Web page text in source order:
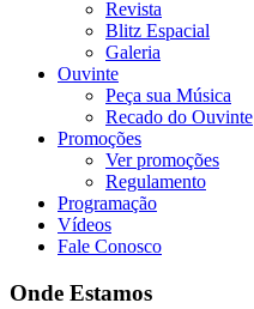
Revista
Blitz Espacial
Galeria
Ouvinte
Peça sua Música
Recado do Ouvinte
Promoções
Ver promoções
Regulamento
Programação
Vídeos
Fale Conosco
Onde Estamos